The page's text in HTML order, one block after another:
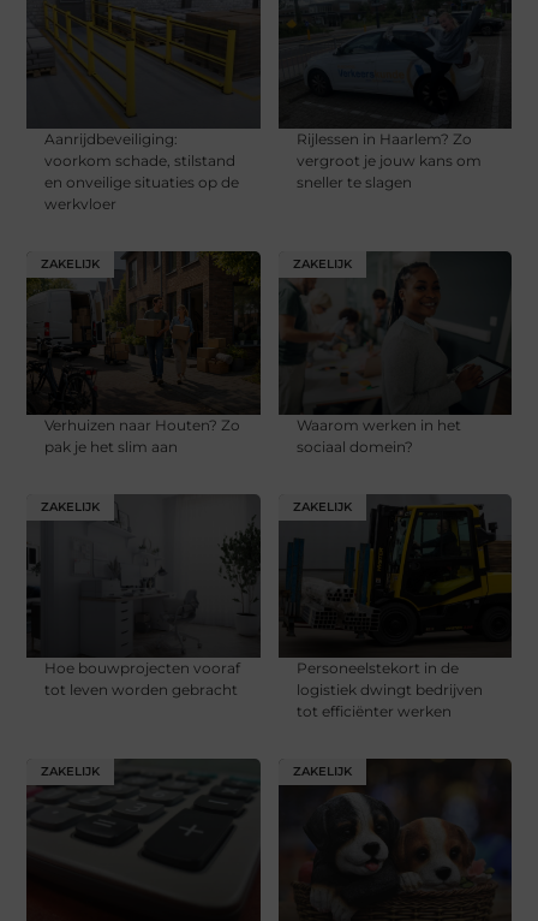
Aanrijdbeveiliging:
voorkom schade, stilstand
en onveilige situaties op de
werkvloer
Rijlessen in Haarlem? Zo
vergroot je jouw kans om
sneller te slagen
ZAKELIJK
Verhuizen naar Houten? Zo
pak je het slim aan
ZAKELIJK
Waarom werken in het
sociaal domein?
ZAKELIJK
Hoe bouwprojecten vooraf
tot leven worden gebracht
ZAKELIJK
Personeelstekort in de
logistiek dwingt bedrijven
tot efficiënter werken
ZAKELIJK ZAKELIJK